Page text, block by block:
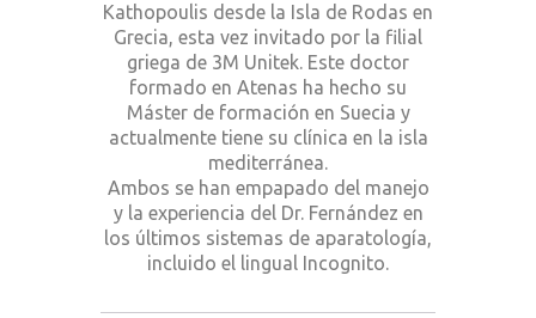
Kathopoulis desde la Isla de Rodas en
Grecia, esta vez invitado por la filial
griega de 3M Unitek. Este doctor
formado en Atenas ha hecho su
Máster de formación en Suecia y
actualmente tiene su clínica en la isla
mediterránea.
Ambos se han empapado del manejo
y la experiencia del Dr. Fernández en
los últimos sistemas de aparatología,
incluido el lingual Incognito.